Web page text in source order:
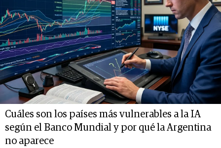
Cuáles son los países más vulnerables a la IA
según el Banco Mundial y por qué la Argentina
no aparece